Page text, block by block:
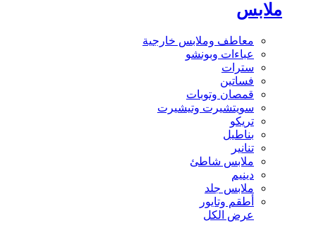
ملابس
معاطف وملابس خارجية
عباءات وبونشو
سترات
فساتين
قمصان وتوبات
سويتشيرت وتيشيرت
تريكو
بناطيل
تنانير
ملابس شاطئ
دينيم
ملابس جلد
أطقم وتايور
عرض الكل